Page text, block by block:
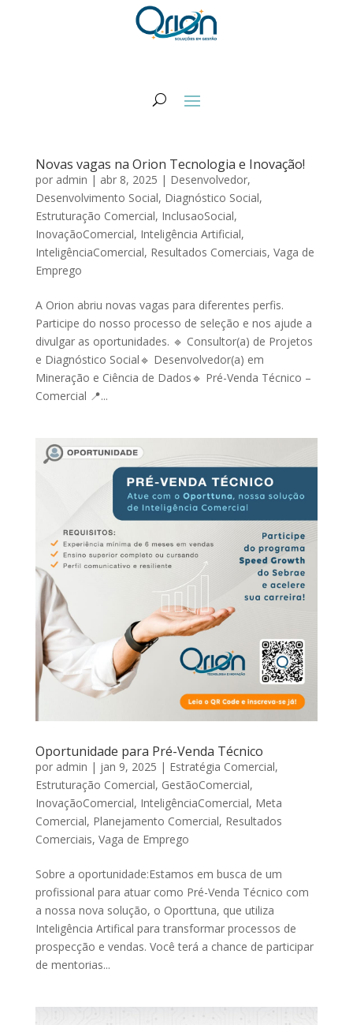
Novas vagas na Orion Tecnologia e Inovação!
por admin | abr 8, 2025 | Desenvolvedor,
Desenvolvimento Social, Diagnóstico Social,
Estruturação Comercial, InclusaoSocial,
InovaçãoComercial, Inteligência Artificial,
InteligênciaComercial, Resultados Comerciais, Vaga de
Emprego
A Orion abriu novas vagas para diferentes perfis.
Participe do nosso processo de seleção e nos ajude a
divulgar as oportunidades. 🔹 Consultor(a) de Projetos
e Diagnóstico Social🔹 Desenvolvedor(a) em
Mineração e Ciência de Dados🔹 Pré-Venda Técnico –
Comercial 📍...
Oportunidade para Pré-Venda Técnico
por admin | jan 9, 2025 | Estratégia Comercial,
Estruturação Comercial, GestãoComercial,
InovaçãoComercial, InteligênciaComercial, Meta
Comercial, Planejamento Comercial, Resultados
Comerciais, Vaga de Emprego
Sobre a oportunidade:Estamos em busca de um
profissional para atuar como Pré-Venda Técnico com
a nossa nova solução, o Oporttuna, que utiliza
Inteligência Artifical para transformar processos de
prospecção e vendas. Você terá a chance de participar
de mentorias...